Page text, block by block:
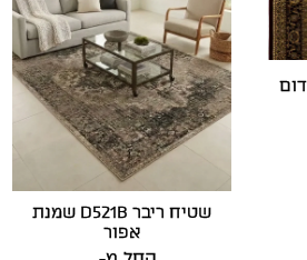
שטיח ריבר D521B שמנת
אפור